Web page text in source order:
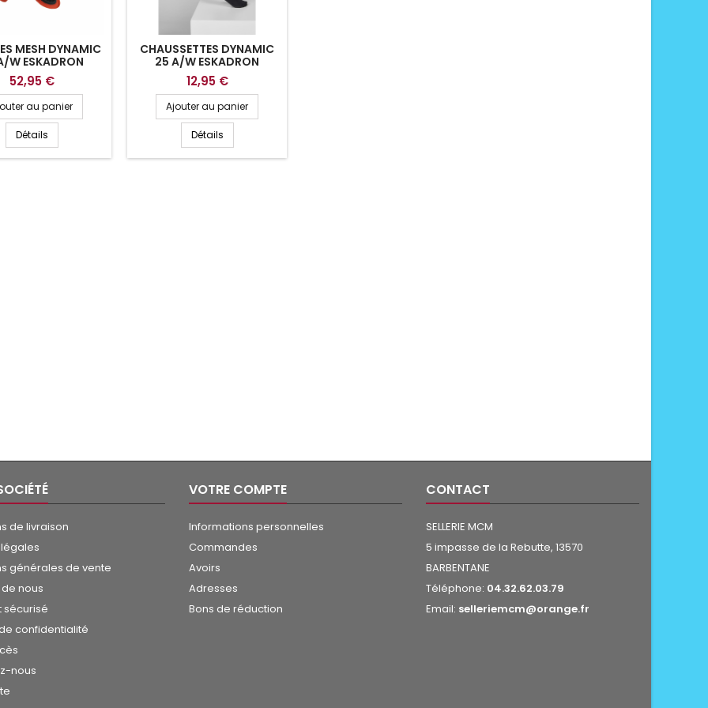
MESH DYNAMIC
W ESKADRON
52,95 €
au panier
Détails
CHAUSSETTES DYNAMIC
25 A/W ESKADRON
12,95 €
Ajouter au panier
Détails
de livraison
générales de vente
nous
sécurisé
confidentialité
nous
VOTRE COMPTE
Informations personnelles
Commandes
Avoirs
Adresses
Bons de réduction
CONTACT
SELLERIE MCM
5 impasse de la Rebutte, 13570
BARBENTANE
Téléphone: 04.32.62.03.79
Email: selleriemcm@orange.fr